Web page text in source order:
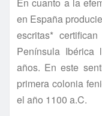
en España
escritas*
Península
años. En este
primera colonia
el año 1100 a.C.